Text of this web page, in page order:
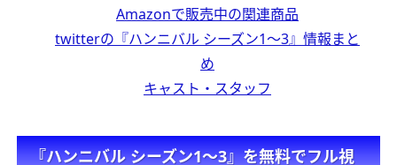
Amazonで販売中の関連商品
twitterの『ハンニバル シーズン1～3』情報まと
め
キャスト・スタッフ
『ハンニバル シーズン1～3』を無料でフル視